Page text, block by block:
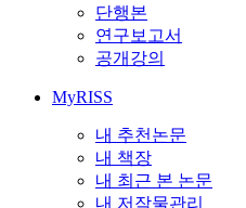
단행본
연구보고서
공개강의
MyRISS
내 추천논문
내 책장
내 최근 본 논문
내 저작물관리